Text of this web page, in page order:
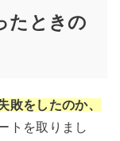
たときの
敗をしたのか、
トを取りまし